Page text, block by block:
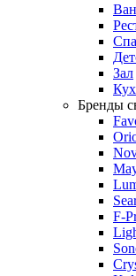
Зал
Бренды
F-